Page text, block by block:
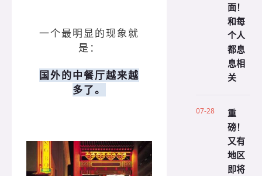
一个最明显的现象就
是：
国外的中餐厅越来越
多了。
面！
和每
个人
都息
息相
关
07-28
重
磅！
又有
地区
即将